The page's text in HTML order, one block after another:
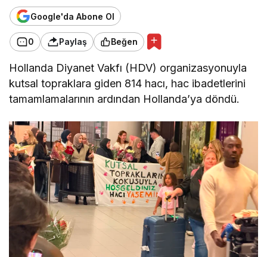
Google'da Abone Ol
0 Paylaş Beğen
Hollanda Diyanet Vakfı (HDV) organizasyonuyla
kutsal topraklara giden 814 hacı, hac ibadetlerini
tamamlamalarının ardından Hollanda’ya döndü.